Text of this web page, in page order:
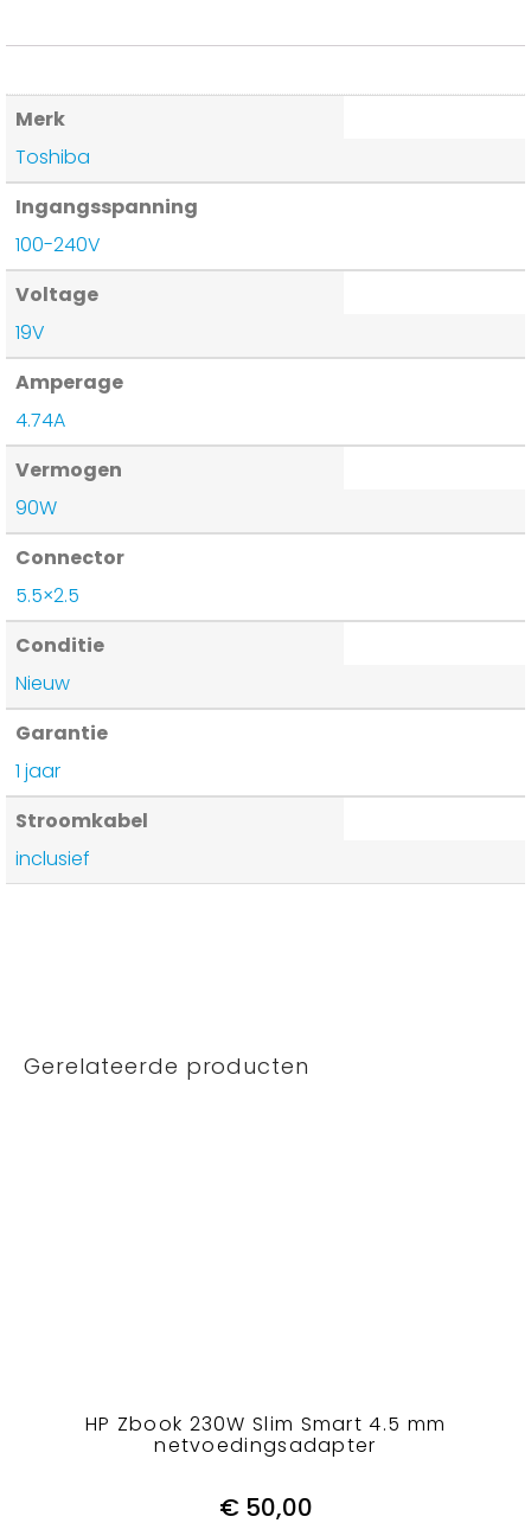
Merk
Toshiba
Ingangsspanning
100-240V
Voltage
19V
Amperage
4.74A
Vermogen
90W
Connector
5.5×2.5
Conditie
Nieuw
Garantie
1 jaar
Stroomkabel
inclusief
Gerelateerde producten
HP Zbook 230W Slim Smart 4.5 mm
netvoedingsadapter
€50,00